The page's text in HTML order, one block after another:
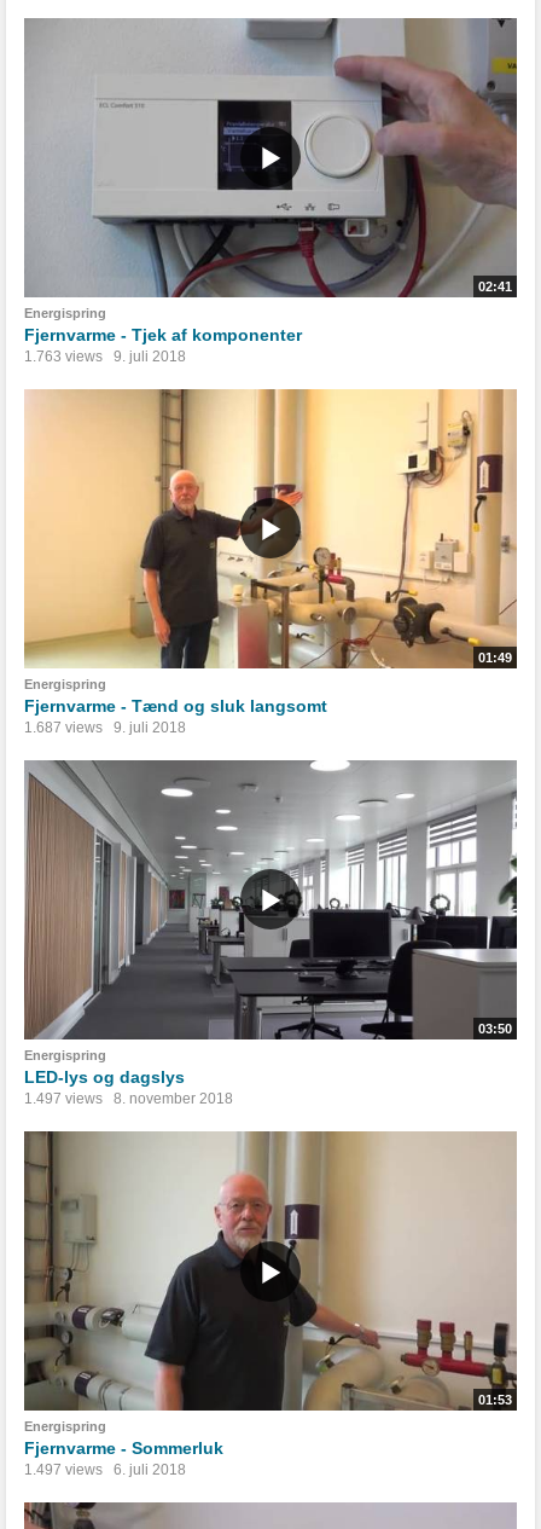
02:41
Energispring
Fjernvarme - Tjek af komponenter
1.763 views 9. juli 2018
01:49
Energispring
Fjernvarme - Tænd og sluk langsomt
1.687 views 9. juli 2018
03:50
Energispring
LED-lys og dagslys
1.497 views 8. november 2018
01:53
Energispring
Fjernvarme - Sommerluk
1.497 views 6. juli 2018